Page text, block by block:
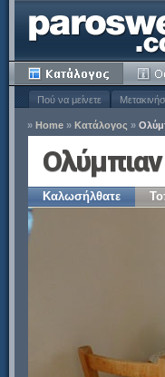
Πού να μείνετε
» Home » Κατάλογος »
Καλωσήλθατε